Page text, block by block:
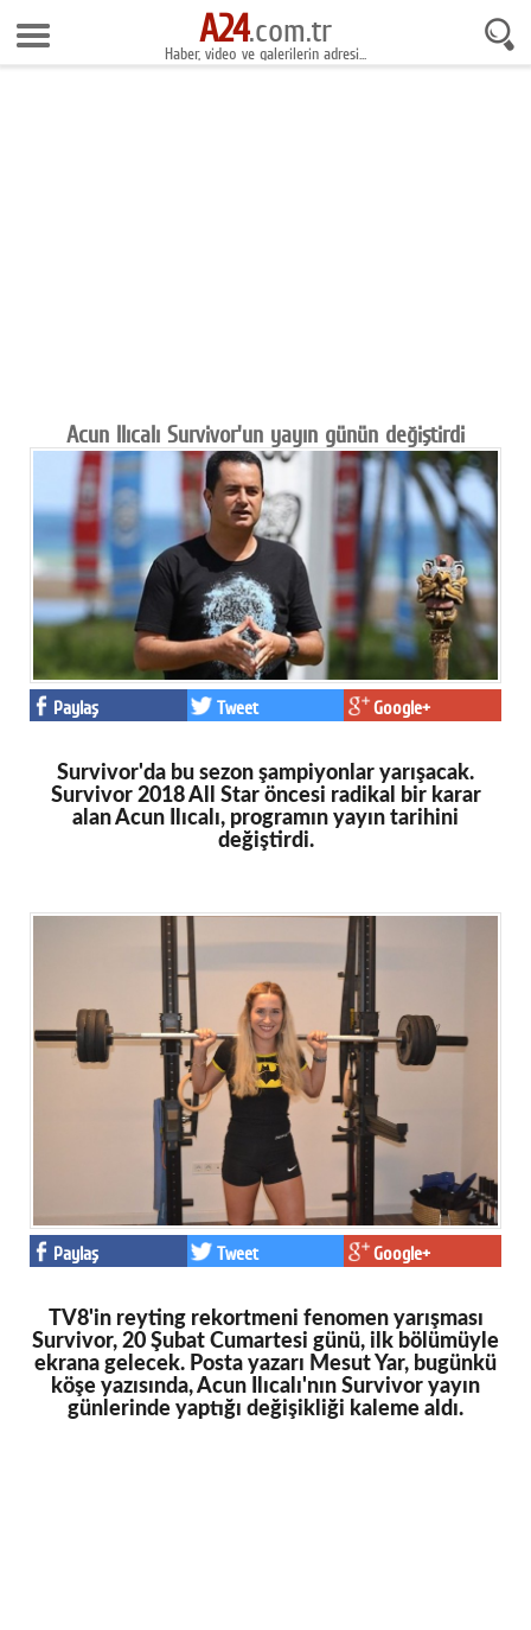
9 Ağustos 2026 7:33:12
Anasayfa
Teknoloji
Spor
Eğitim
Medya
Politika
Dünya
Kültür-sanat
A24 SOSYAL MEDYA
© 2026 TÜM HAKLARI SAKLIDIR
A24.com.tr
Haber, video ve galerilerin adresi...
Acun Ilıcalı Survivor'un yayın günün değiştirdi
Paylaş Tweet Google+
Survivor'da bu sezon şampiyonlar yarışacak.
Survivor 2018 All Star öncesi radikal bir karar
alan Acun Ilıcalı, programın yayın tarihini
değiştirdi.
Paylaş Tweet Google+
TV8'in reyting rekortmeni fenomen yarışması
Survivor, 20 Şubat Cumartesi günü, ilk bölümüyle
ekrana gelecek. Posta yazarı Mesut Yar, bugünkü
köşe yazısında, Acun Ilıcalı'nın Survivor yayın
günlerinde yaptığı değişikliği kaleme aldı.